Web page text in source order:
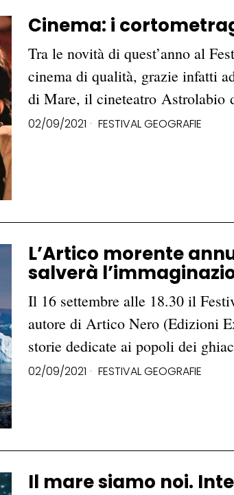
Cinema: i
Tra le novità di quest’anno al
cinema di qualità, grazie infatti
di Mare, il cineteatro
02/09/2021 FESTIVAL GEOGRAFIE
L’Artico morente
salverà
Il 16 settembre alle 18.30 il
autore di Artico Nero (Edizioni
storie dedicate ai popoli dei
02/09/2021 FESTIVAL GEOGRAFIE
Il mare siamo noi.